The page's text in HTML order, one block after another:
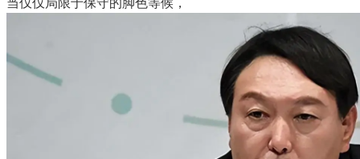
当仅仅局限于保守的脚色等候，